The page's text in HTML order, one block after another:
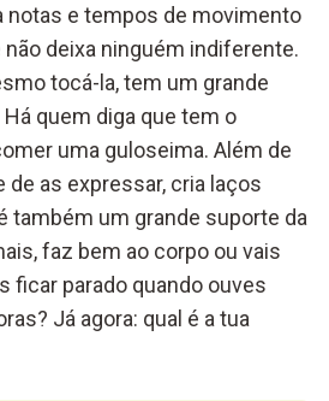
notas e tempos de movimento
deixa ninguém indiferente.
tocá-la, tem um grande
quem diga que tem o
uma guloseima. Além de
as expressar, cria laços
também um grande suporte da
faz bem ao corpo ou vais
ficar parado quando ouves
Já agora: qual é a tua